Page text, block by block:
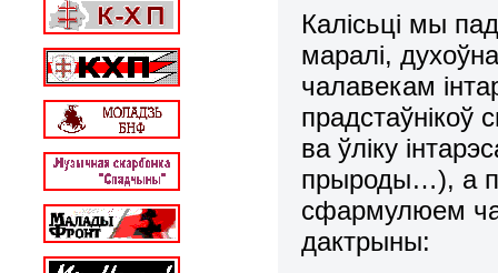
Калісьці мы
маралі,
чалавекам
прадстаўнікоў
ва ўліку
прыроды…), а
сфармулюем
дактрыны: